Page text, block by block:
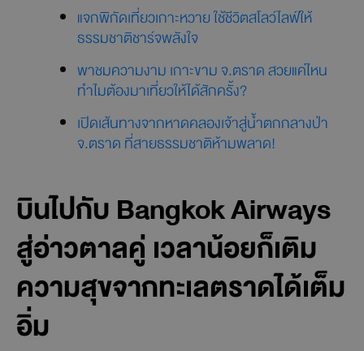
แจกพิกัดเที่ยวเกาะหวาย ใช้ชีวิตสโลว์ไลฟ์ให้
ธรรมชาติชาร์จพลังใจ
พาชมความงาม เกาะขาม จ.ตราด สวยแค่ไหน
ทำไมต้องมาเที่ยวให้ได้สักครั้ง?
เปิดเส้นทางจากหาดคลองเจ้าสู่น้ำตกกลางป่า
จ.ตราด ที่สายธรรมชาติห้ามพลาด!
บินไปกับ Bangkok Airways
สู่อ่าวตาลคู่ เวลาน้อยก็เติม
ความสุขจากทะเลตราดได้เต็ม
อิ่ม